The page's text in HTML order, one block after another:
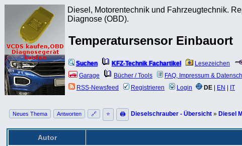
Diesel, Motorentechnik und Fahrzeugtechnik.
Diagnose (OBD).
Temperatursensor Einbauort
Suchen KFZ-Technik Fachartikel Lesezeichen
Garage
Bücher / Tools
FAQ, Impressum &
RSS-Newsfeed
Registrieren Login DE EN IT
Neues Thema Antworten 🔗 ⭐ 🖨 Dieselschrauber - Übersicht » Diesel
Autor